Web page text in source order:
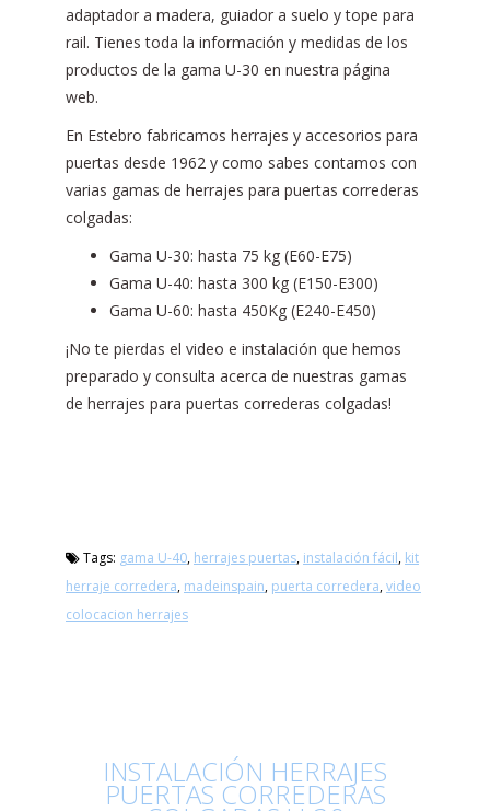
adaptador a madera, guiador a suelo y tope para
rail. Tienes toda la información y medidas de los
productos de la gama U-30 en nuestra página
web.
En Estebro fabricamos herrajes y accesorios para
puertas desde 1962 y como sabes contamos con
varias gamas de herrajes para puertas correderas
colgadas:
Gama U-30: hasta 75 kg (E60-E75)
Gama U-40: hasta 300 kg (E150-E300)
Gama U-60: hasta 450Kg (E240-E450)
¡No te pierdas el video e instalación que hemos
preparado y consulta acerca de nuestras gamas
de herrajes para puertas correderas colgadas!
Tags: gama U-40, herrajes puertas, instalación fácil, kit
herraje corredera, madeinspain, puerta corredera,video
colocacion herrajes
INSTALACIÓN HERRAJES
PUERTAS CORREDERAS